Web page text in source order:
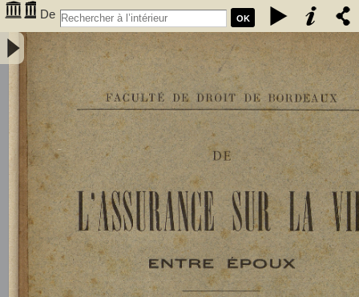
OK
De
l'assurance sur la vie entre époux - Gombaud, Ernest (1873-1923)